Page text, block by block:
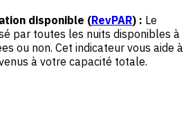
disponible (RevPAR) : Le
par toutes les nuits disponibles à
ou non. Cet indicateur vous aide à
à votre capacité totale.